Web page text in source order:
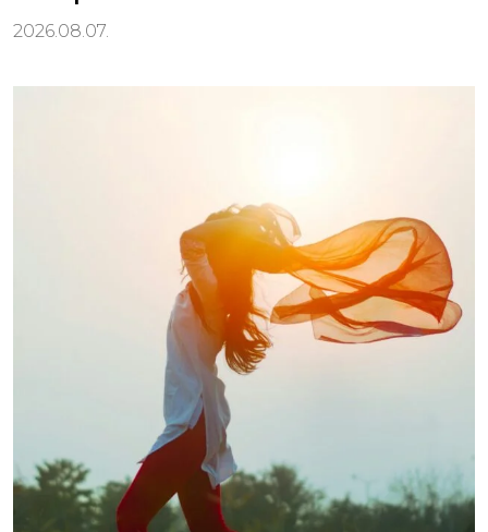
2026.08.07.